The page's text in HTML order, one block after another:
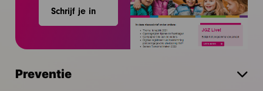
Schrijf je in
Preventie